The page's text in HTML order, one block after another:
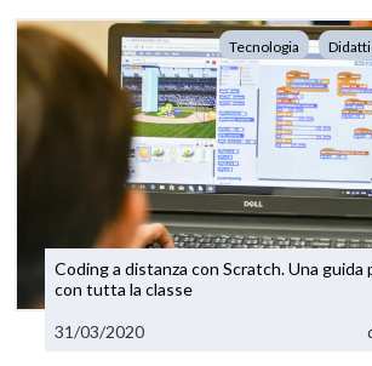
Tecnologia
Coding a distanza con Scratch. Una guida
con tutta la classe
31/03/2020